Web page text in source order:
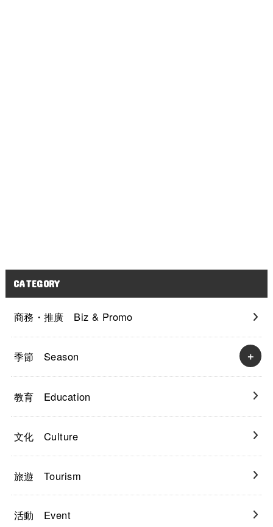
CATEGORY
商務・推廣 Biz & Promo
季節 Season
教育 Education
文化 Culture
旅遊 Tourism
活動 Event